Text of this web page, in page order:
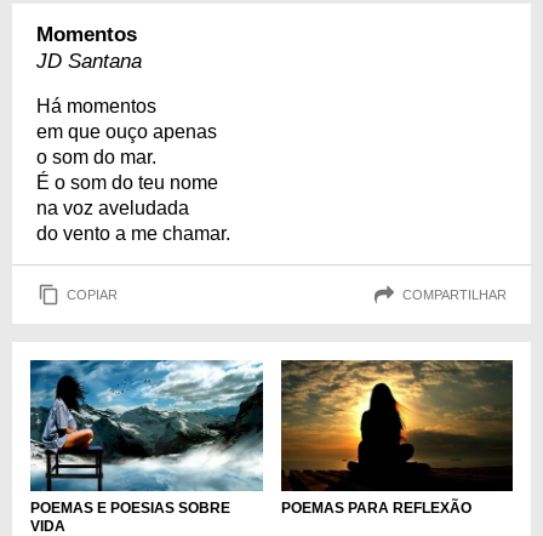
Momentos
JD Santana
Há momentos
em que ouço apenas
o som do mar.
É o som do teu nome
na voz aveludada
do vento a me chamar.
COPIAR COMPARTILHAR
POEMAS E POESIAS SOBRE
VIDA
POEMAS PARA REFLEXÃO